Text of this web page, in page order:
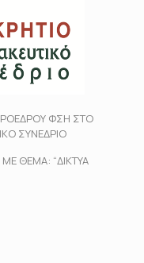
ΦΣΗ ΣΤΟ
ΣΥΝΕΔΡΙΟ
ΘΕΜΑ: “ΔΙΚΤΥΑ